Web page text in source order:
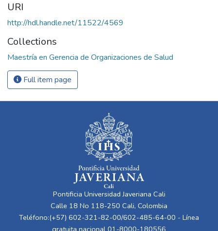
URI
http://hdl.handle.net/11522/4569
Collections
Maestría en Gerencia de Organizaciones de Salud
Full item page
Pontificia Universidad Javeriana Cali
Calle 18 No 118-250 Cali, Colombia
Teléfono:(+57) 602-321-82-00/602-485-64-00 - Línea